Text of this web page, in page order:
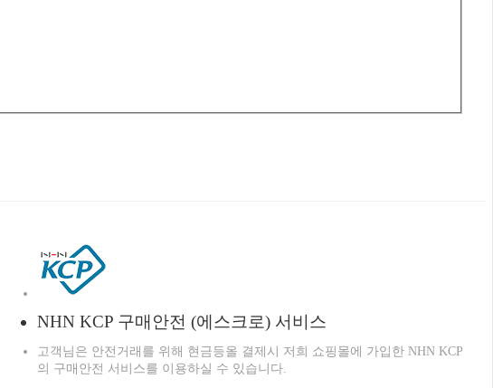
NHN KCP 구매안전 (에스크로) 서비스
고객님은 안전거래를 위해 현금등올 결제시 저희 쇼핑몰에 가입한 NHN KCP
의 구매안전 서비스를 이용하실 수 있습니다.